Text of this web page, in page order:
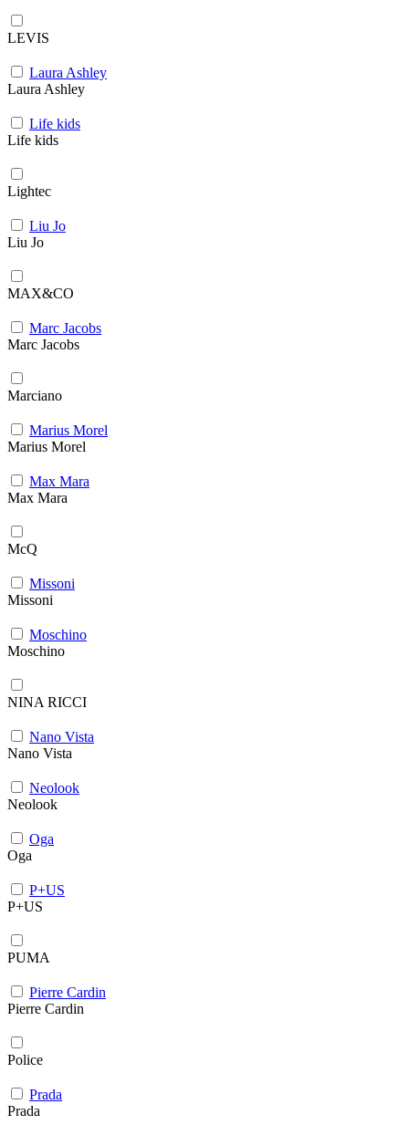
LEVIS
Laura Ashley
Laura Ashley
Life kids
Life kids
Lightec
Liu Jo
Liu Jo
MAX&CO
Marc Jacobs
Marc Jacobs
Marciano
Marius Morel
Marius Morel
Max Mara
Max Mara
McQ
Missoni
Missoni
Moschino
Moschino
NINA RICCI
Nano Vista
Nano Vista
Neolook
Neolook
Oga
Oga
P+US
P+US
PUMA
Pierre Cardin
Pierre Cardin
Police
Prada
Prada